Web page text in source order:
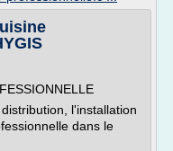
l'installation
dans le